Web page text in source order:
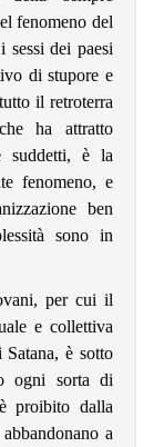
fenomeno del
sessi dei paesi
di stupore e
il retroterra
ha attratto
suddetti, è la
fenomeno, e
ben
sono in
per cui il
e collettiva
è sotto
ogni sorta di
proibito dalla
a